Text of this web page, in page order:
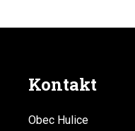
Kontakt
Obec Hulice